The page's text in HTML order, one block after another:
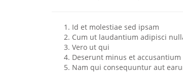
Id et molestiae sed ipsam
Cum ut laudantium adipisci
Vero ut qui
Deserunt minus et
Nam qui consequuntur aut